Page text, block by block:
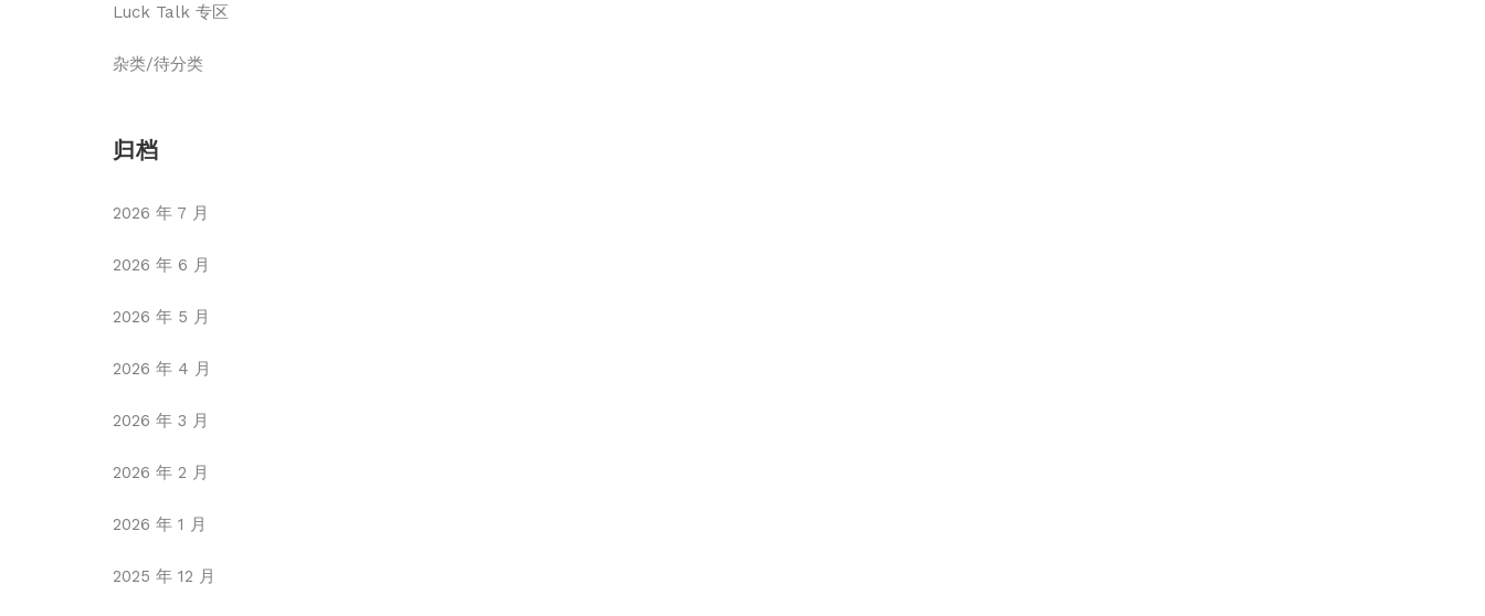
Luck Talk 专区
杂类/待分类
归档
2026 年 7 月
2026 年 6 月
2026 年 5 月
2026 年 4 月
2026 年 3 月
2026 年 2 月
2026 年 1 月
2025 年 12 月